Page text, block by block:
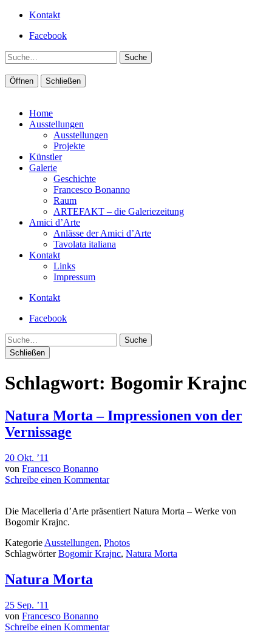
Kontakt
Facebook
Suche
Öffnen Schließen
Home
Ausstellungen
Ausstellungen
Projekte
Künstler
Galerie
Geschichte
Francesco Bonanno
Raum
ARTEFAKT – die Galeriezeitung
Amici d’Arte
Anlässe der Amici d’Arte
Tavolata italiana
Kontakt
Links
Impressum
Kontakt
Facebook
Suche
Schließen
Schlagwort: Bogomir Krajnc
Natura Morta – Impressionen von der
Vernissage
20 Okt. ’11
von Francesco Bonanno
Schreibe einen Kommentar
Die Macelleria d’Arte präsentiert Natura Morta – Werke von
Bogomir Krajnc.
Kategorie Ausstellungen, Photos
SchlagwörterBogomir Krajnc, Natura Morta
Natura Morta
25 Sep. ’11
von Francesco Bonanno
Schreibe einen Kommentar